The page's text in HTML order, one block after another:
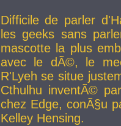
Difficile de parler
les geeks sans
mascotte la plus
avec le dÃ©, le
R'Lyeh se situe
Cthulhu inventÃ©
chez Edge, conÃ§u
Kelley Hensing.